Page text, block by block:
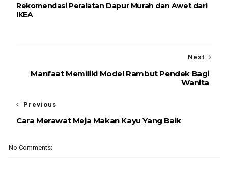
Rekomendasi Peralatan Dapur Murah dan Awet dari
IKEA
Next
Manfaat Memiliki Model Rambut Pendek Bagi
Wanita
Previous
Cara Merawat Meja Makan Kayu Yang Baik
No Comments: